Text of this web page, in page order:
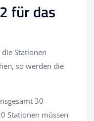
für das
die Stationen
so werden die
30
Stationen müssen